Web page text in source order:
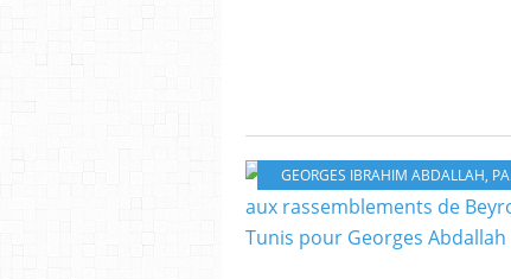
GEORGES IBRAHIM ABDALLAH, PALESTINE